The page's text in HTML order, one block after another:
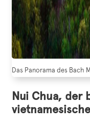
Das Panorama des Bach
Nui Chua, der